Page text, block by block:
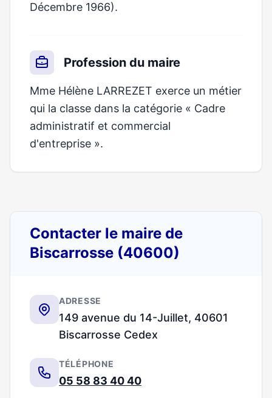
Décembre 1966).
Profession du maire
Mme Hélène LARREZET exerce un métier
qui la classe dans la catégorie « Cadre
administratif et commercial
d'entreprise ».
Contacter le maire de
Biscarrosse (40600)
ADRESSE
149 avenue du 14-Juillet, 40601
Biscarrosse Cedex
TÉLÉPHONE
05 58 83 40 40